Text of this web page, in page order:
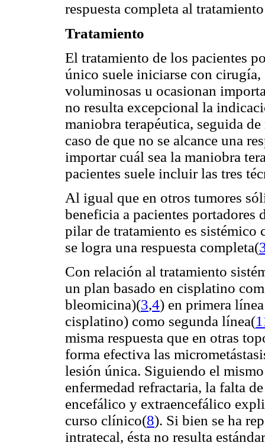
respuesta completa al
Tratamiento
El tratamiento de los pacientes
único suele iniciarse con cirugía,
voluminosas u ocasionan
no resulta excepcional la
maniobra terapéutica, seguida
caso de que no se alcance una
importar cuál sea la maniobra
pacientes suele incluir las tres
Al igual que en otros tumores
beneficia a pacientes portadores
pilar de tratamiento es sistémico
se logra una respuesta completa(
Con relación al tratamiento
un plan basado en cisplatino
bleomicina)(3,4) en primera
cisplatino) como segunda línea(
misma respuesta que en otras
forma efectiva las
lesión única. Siguiendo el
enfermedad refractaria, la falta
encefálico y extraencefálico
curso clínico(8). Si bien se ha
intratecal, ésta no resulta